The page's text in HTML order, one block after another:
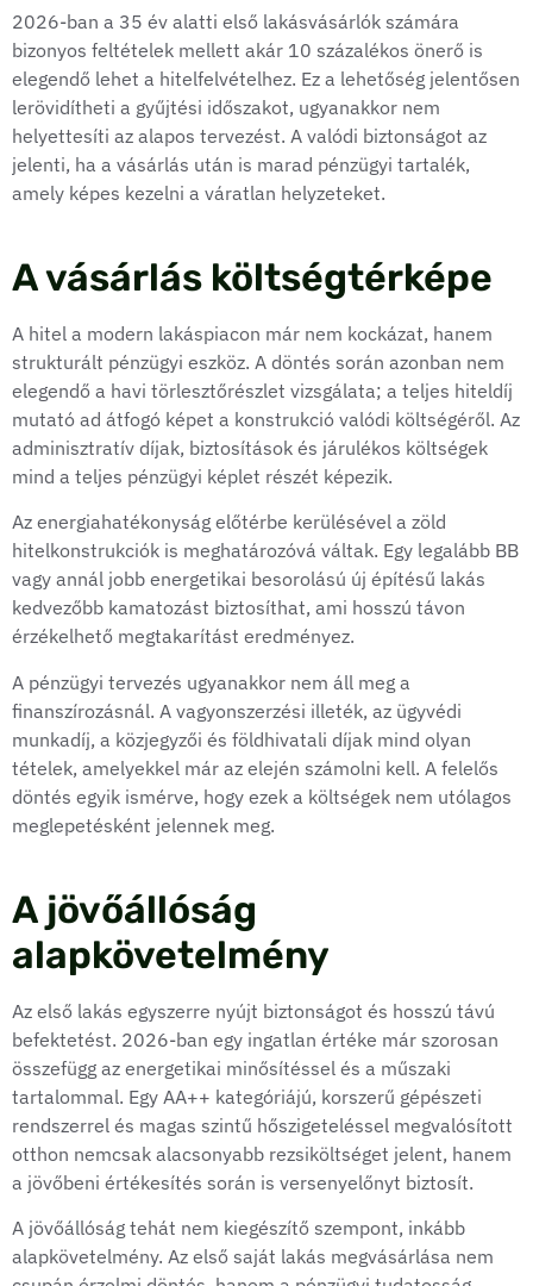
2026-ban a 35 év alatti első lakásvásárlók számára
bizonyos feltételek mellett akár 10 százalékos önerő is
elegendő lehet a hitelfelvételhez. Ez a lehetőség jelentősen
lerövidítheti a gyűjtési időszakot, ugyanakkor nem
helyettesíti az alapos tervezést. A valódi biztonságot az
jelenti, ha a vásárlás után is marad pénzügyi tartalék,
amely képes kezelni a váratlan helyzeteket.
A vásárlás költségtérképe
A hitel a modern lakáspiacon már nem kockázat, hanem
strukturált pénzügyi eszköz. A döntés során azonban nem
elegendő a havi törlesztőrészlet vizsgálata; a teljes hiteldíj
mutató ad átfogó képet a konstrukció valódi költségéről. Az
adminisztratív díjak, biztosítások és járulékos költségek
mind a teljes pénzügyi képlet részét képezik.
Az energiahatékonyság előtérbe kerülésével a zöld
hitelkonstrukciók is meghatározóvá váltak. Egy legalább BB
vagy annál jobb energetikai besorolású új építésű lakás
kedvezőbb kamatozást biztosíthat, ami hosszú távon
érzékelhető megtakarítást eredményez.
A pénzügyi tervezés ugyanakkor nem áll meg a
finanszírozásnál. A vagyonszerzési illeték, az ügyvédi
munkadíj, a közjegyzői és földhivatali díjak mind olyan
tételek, amelyekkel már az elején számolni kell. A felelős
döntés egyik ismérve, hogy ezek a költségek nem utólagos
meglepetésként jelennek meg.
A jövőállóság
alapkövetelmény
Az első lakás egyszerre nyújt biztonságot és hosszú távú
befektetést. 2026-ban egy ingatlan értéke már szorosan
összefügg az energetikai minősítéssel és a műszaki
tartalommal. Egy AA++ kategóriájú, korszerű gépészeti
rendszerrel és magas szintű hőszigeteléssel megvalósított
otthon nemcsak alacsonyabb rezsiköltséget jelent, hanem
a jövőbeni értékesítés során is versenyelőnyt biztosít.
A jövőállóság tehát nem kiegészítő szempont, inkább
alapkövetelmény. Az első saját lakás megvásárlása nem